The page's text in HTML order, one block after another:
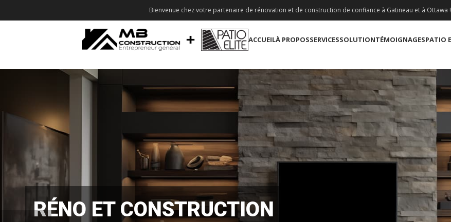
Bienvenue chez votre partenaire de rénovation et de construction de confiance à Gatineau et à Ottawa !
ACCUEILÀ PROPOSSERVICESSOLUTIONTÉMOIGNAGESPATIO
RÉNO ET CONSTRUCTION